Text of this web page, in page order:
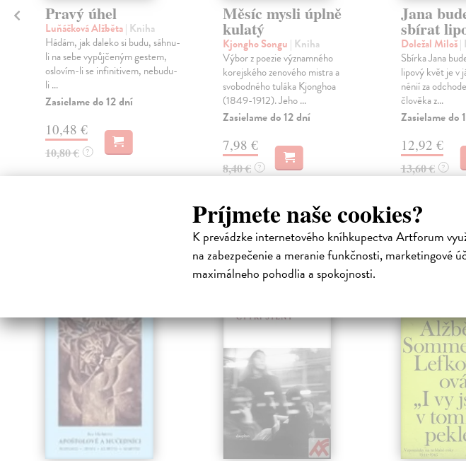
Príjmete naše cookies?
K prevádzke internetového kníhkupectva Artforum
na zabezpečenie a meranie funkčnosti, marketingové
maximálneho pohodlia a spokojnosti.
Pravý úhel
Luňáčková Alžběta| Kniha
Hádám, jak daleko si budu, sáhnu-
li na sebe vypůjčeným gestem,
oslovím-li se infinitivem, nebudu-
li ...
Zasielame do 12 dní
10,48 €
10,80 € ?
Měsíc mysli úplně
kulatý
Kjongho Songu | Kniha
Výbor z poezie významného
korejského zenového mistra a
svobodného tuláka Kjonghoa
(1849-1912). Jeho ...
Zasielame do 12 dní
7,98 €
8,40 € ?
Jana
sbírat
Doležal Miloš|
Sbírka Jana
lipový květ je v
nénií za
člověka z...
Zasielame do
12,92 €
13,60 € ?
Čitatelia s